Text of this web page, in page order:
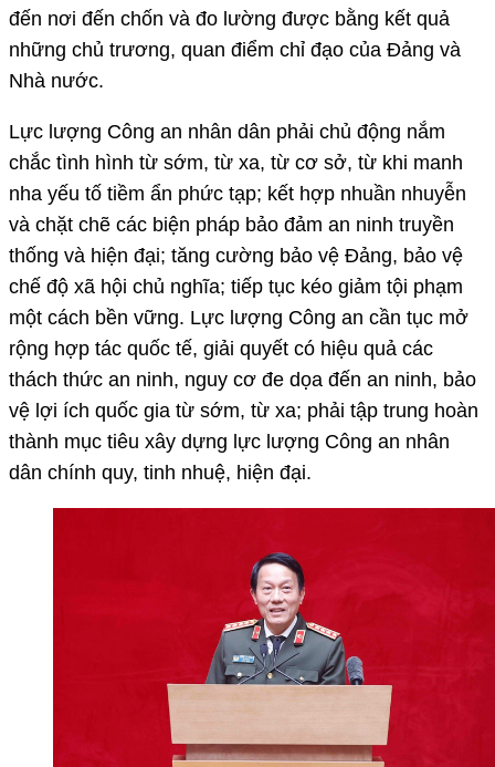
đến nơi đến chốn và đo lường được bằng kết quả
những chủ trương, quan điểm chỉ đạo của Đảng và
Nhà nước.
Lực lượng Công an nhân dân phải chủ động nắm
chắc tình hình từ sớm, từ xa, từ cơ sở, từ khi manh
nha yếu tố tiềm ẩn phức tạp; kết hợp nhuần nhuyễn
và chặt chẽ các biện pháp bảo đảm an ninh truyền
thống và hiện đại; tăng cường bảo vệ Đảng, bảo vệ
chế độ xã hội chủ nghĩa; tiếp tục kéo giảm tội phạm
một cách bền vững. Lực lượng Công an cần tục mở
rộng hợp tác quốc tế, giải quyết có hiệu quả các
thách thức an ninh, nguy cơ đe dọa đến an ninh, bảo
vệ lợi ích quốc gia từ sớm, từ xa; phải tập trung hoàn
thành mục tiêu xây dựng lực lượng Công an nhân
dân chính quy, tinh nhuệ, hiện đại.